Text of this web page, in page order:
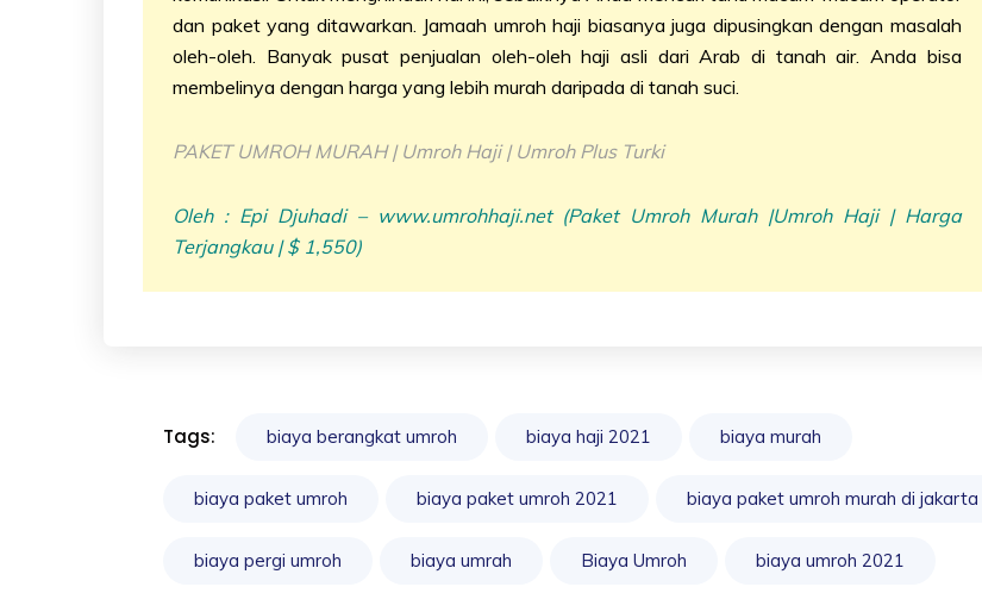
dan paket yang ditawarkan. Jamaah umroh haji biasanya juga dipusingkan dengan masalah
oleh-oleh. Banyak pusat penjualan oleh-oleh haji asli dari Arab di tanah air. Anda bisa
membelinya dengan harga yang lebih murah daripada di tanah suci.
PAKET UMROH MURAH | Umroh Haji | Umroh Plus Turki
Oleh : Epi Djuhadi –www.umrohhaji.net (Paket Umroh Murah |Umroh Haji | Harga
Terjangkau | $ 1,550)
Tags: biaya berangkat umroh biaya haji 2021 biaya murah
biaya paket umroh biaya paket umroh 2021 biaya paket umroh murah di jakarta
biaya pergi umroh biaya umrah Biaya Umroh biaya umroh 2021